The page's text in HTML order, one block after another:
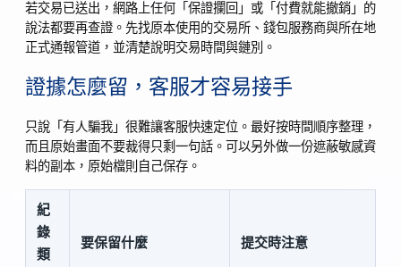
若交易已送出，網路上任何「保證攔回」或「付費就能撤銷」的
說法都要再查證。先找原本使用的交易所、錢包服務商與所在地
正式通報管道，並清楚說明交易時間與鏈別。
證據怎麼留，客服才容易接手
只說「有人騙我」很難讓客服快速定位。最好按時間順序整理，
而且原始畫面不要裁得只剩一句話。可以另外做一份遮蔽敏感資
料的副本，原始檔則自己保存。
紀
錄
類
要保留什麼 提交時注意